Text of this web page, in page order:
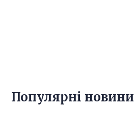
Популярнi новини